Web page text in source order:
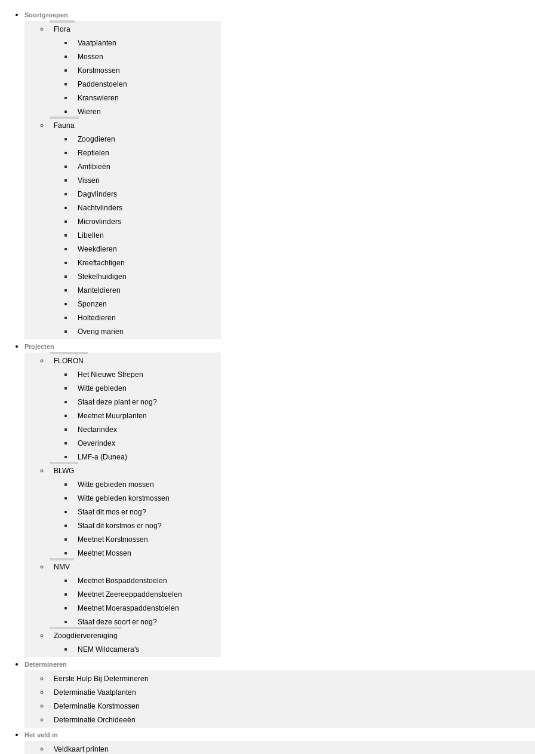
Soortgroepen
Flora
Vaatplanten
Mossen
Korstmossen
Paddenstoelen
Kranswieren
Wieren
Fauna
Zoogdieren
Reptielen
Amfibieën
Vissen
Dagvlinders
Nachtvlinders
Microvlinders
Libellen
Weekdieren
Kreeftachtigen
Stekelhuidigen
Manteldieren
Sponzen
Holtedieren
Overig marien
Projecten
FLORON
Het Nieuwe Strepen
Witte gebieden
Staat deze plant er nog?
Meetnet Muurplanten
Nectarindex
Oeverindex
LMF-a (Dunea)
BLWG
Witte gebieden mossen
Witte gebieden korstmossen
Staat dit mos er nog?
Staat dit korstmos er nog?
Meetnet Korstmossen
Meetnet Mossen
NMV
Meetnet Bospaddenstoelen
Meetnet Zeereeppaddenstoelen
Meetnet Moeraspaddenstoelen
Staat deze soort er nog?
Zoogdiervereniging
NEM Wildcamera's
Determineren
Eerste Hulp Bij Determineren
Determinatie Vaatplanten
Determinatie Korstmossen
Determinatie Orchideeën
Het veld in
Veldkaart printen